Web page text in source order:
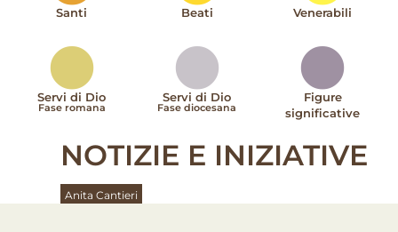
Santi Beati Venerabili
Servi di Dio
Fase romana
Servi di Dio
Fase diocesana
Figure
significative
NOTIZIE E INIZIATIVE
Anita Cantieri